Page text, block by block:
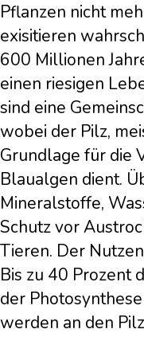
Pflanzen nicht
exisitieren
600 Millionen
einen riesigen
sind eine
wobei der Pilz,
Grundlage für die
Blaualgen dient.
Mineralstoffe,
Schutz vor
Tieren. Der
Bis zu 40 Prozent
der
werden an den